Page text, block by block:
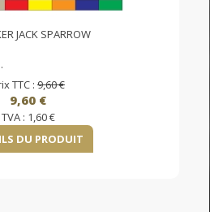
JACK SPARROW
TTC : 9,60 €
9,60 €
TVA : 1,60 €
DU PRODUIT